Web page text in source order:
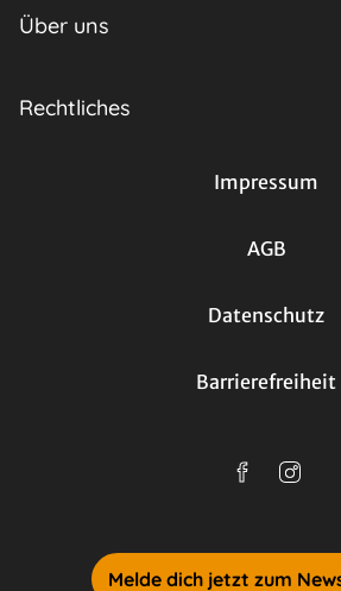
Über uns
Rechtliches
Impressum
AGB
Datenschutz
Barrierefreiheit
Melde dich jetzt zum